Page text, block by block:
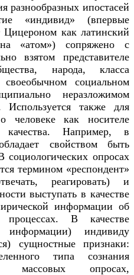
разнообразных ипостасей
«индивид» (впервые
как латинский
«атом») сопряжено с
взятом представителе
народа, класса
социальном
неразложимом
также для
человеке как носителе
качества. Например, в
свойством быть
социологических опросах
термином «респондент»
реагировать) и
выступать в качестве
информации об
В качестве
информации) индивиду
сущностные признаки:
типа сознания
опросах,